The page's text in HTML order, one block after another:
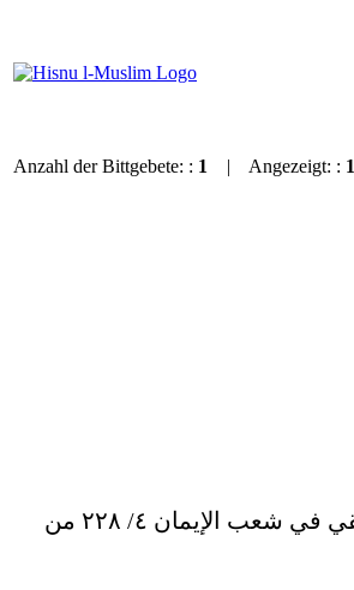
Anzahl der Bittgebete: : 1 | Angezeigt: :
البخاري في الأدب المفرد برقم ٧٦١ ، وصحح إسناده الألباني في صحيح الأدب المفرد برقم ٥٨٥ ، وما بين المعكوفين زيادة للبيهقي في شعب الإيمان ٤/ ٢٢٨ من